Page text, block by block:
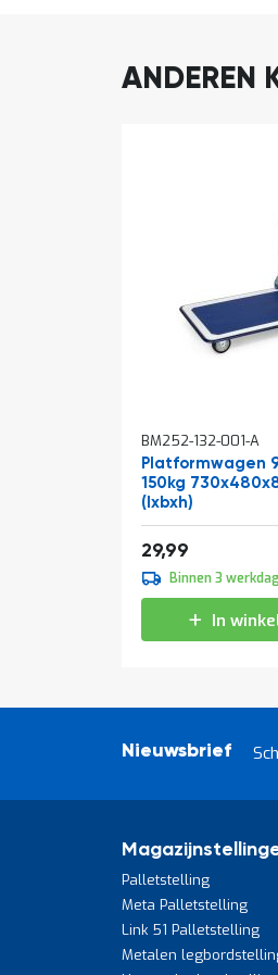
ANDEREN
BM252-132-001-A
Platformwagen
150kg
(lxbxh)
29,99
winkelwagen
Binnen 3
In
Nieuwsbrief
Palletstelling
Meta Palletstelling
Link 51 Palletstelling
Metalen